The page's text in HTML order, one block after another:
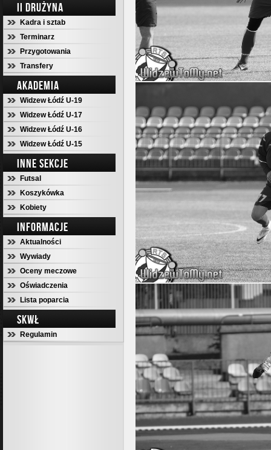
II DRUŻYNA
Kadra i sztab
Terminarz
Przygotowania
Transfery
AKADEMIA
Widzew Łódź U-19
Widzew Łódź U-17
Widzew Łódź U-16
Widzew Łódź U-15
INNE SEKCJE
Futsal
Koszykówka
Kobiety
INFORMACJE
Aktualności
Wywiady
Oceny meczowe
Oświadczenia
Lista poparcia
SKWŁ
Regulamin